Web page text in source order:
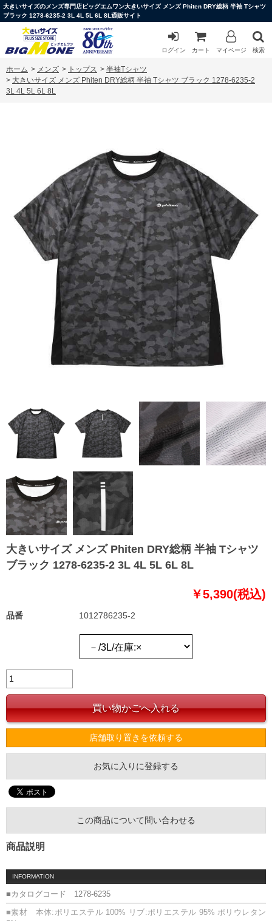
大きいサイズのメンズ専門店ビッグエムワン大きいサイズ メンズ Phiten DRY総柄 半袖 Tシャツ
ブラック 1278-6235-2 3L 4L 5L 6L 8L通販サイト
ログイン カート マイページ 検索
ホーム > メンズ > トップス > 半袖Tシャツ
> 大きいサイズ メンズ Phiten DRY総柄 半袖 Tシャツ ブラック 1278-6235-2
3L 4L 5L 6L 8L
大きいサイズ メンズ Phiten DRY総柄 半袖 Tシャツ
ブラック 1278-6235-2 3L 4L 5L 6L 8L
￥5,390(税込)
品番 1012786235-2
店舗取り置きを依頼する
お気に入りに登録する
この商品について問い合わせる
商品説明
INFORMATION
■カタログコード 1278-6235
■素材 本体:ポリエステル 100% リブ:ポリエステル 95% ポリウレタン